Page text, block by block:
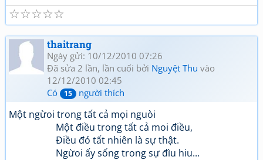
☆
☆
☆
☆
☆
thaitrang
Ngày gửi: 10/12/2010 07:26
Đã sửa 2 lần, lần cuối bởi Nguyệt Thu vào
12/12/2010 02:45
Có
15 người thích
Một ngừoi trong tất cả mọi nguòi
Một điều trong tất cả moi điều,
Điều đó tất nhiên là sự thật.
Ngừoi ấy sống trong sự đìu hiu...